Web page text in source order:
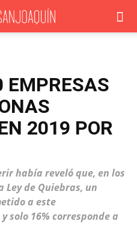
EMPRESAS
2019 POR
había reveló que, en los
de Quiebras, un
a este
solo 16% corresponde a